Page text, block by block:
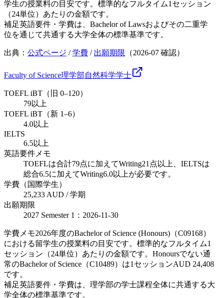
学生の授業料の目安です。標準的なフルタイム1セッション
（24単位）あたりの金額です。
補足英語要件・学費は、Bachelor of Lawsおよびその二重学
位を通じて共通する大学全体の標準基準です。
出典： 公式ページ /学費 / 出願期限 （2026-07 確認）
Faculty of Science理学部自然科学学士
TOEFL iBT（旧 0–120）
79以上
TOEFL iBT（新 1–6）
4.0以上
IELTS
6.5以上
英語要件メモ
TOEFLは合計79点に加えてWriting21点以上、IELTSは
総合6.5に加えてWriting6.0以上が必要です。
学費（国際学生）
25,233 AUD / 学期
出願期限
2027 Semester 1：2026-11-30
学費メモ2026年度のBachelor of Science (Honours)（C09168）
における留学生の授業料の目安です。標準的なフルタイム1
セッション（24単位）あたりの金額です。Honoursでない通
常のBachelor of Science（C10489）は1セッションAUD 24,408
です。
補足英語要件・学費は、理学部の学士課程全体に共通する大
学全体の標準基準です。